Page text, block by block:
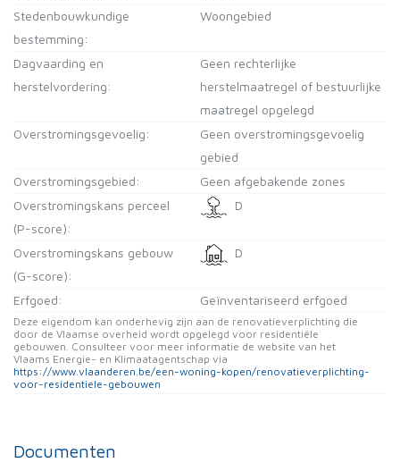
Stedenbouwkundige
bestemming:
Woongebied
Dagvaarding en
herstelvordering:
Geen rechterlijke
herstelmaatregel of bestuurlijke
maatregel opgelegd
Overstromingsgevoelig:
Geen overstromingsgevoelig
gebied
Overstromingsgebied:
Geen afgebakende zones
Overstromingskans perceel
(P-score):
D
Overstromingskans gebouw
(G-score):
D
Erfgoed: Geïnventariseerd erfgoed
Deze eigendom kan onderhevig zijn aan de renovatieverplichting die
door de Vlaamse overheid wordt opgelegd voor residentiële
gebouwen. Consulteer voor meer informatie de website van het
Vlaams Energie- en Klimaatagentschap via
https://www.vlaanderen.be/een-woning-kopen/renovatieverplichting-
voor-residentiele-gebouwen
Documenten